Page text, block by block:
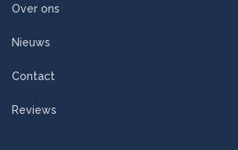
Over ons
Nieuws
Contact
Reviews